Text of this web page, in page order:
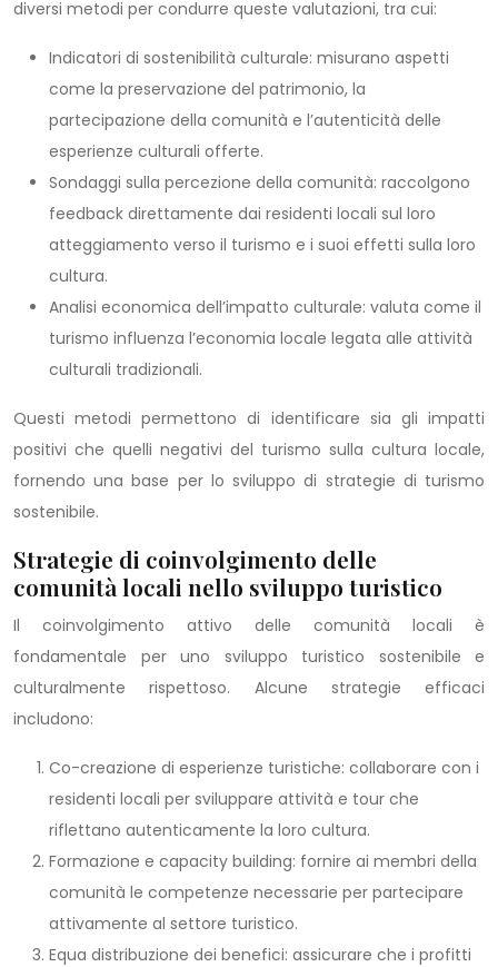
diversi metodi per condurre queste valutazioni, tra cui:
Indicatori di sostenibilità culturale: misurano aspetti
come la preservazione del patrimonio, la
partecipazione della comunità e l’autenticità delle
esperienze culturali offerte.
Sondaggi sulla percezione della comunità: raccolgono
feedback direttamente dai residenti locali sul loro
atteggiamento verso il turismo e i suoi effetti sulla loro
cultura.
Analisi economica dell’impatto culturale: valuta come il
turismo influenza l’economia locale legata alle attività
culturali tradizionali.
Questi metodi permettono di identificare sia gli impatti
positivi che quelli negativi del turismo sulla cultura locale,
fornendo una base per lo sviluppo di strategie di turismo
sostenibile.
Strategie di coinvolgimento delle
comunità locali nello sviluppo turistico
Il coinvolgimento attivo delle comunità locali è
fondamentale per uno sviluppo turistico sostenibile e
culturalmente rispettoso. Alcune strategie efficaci
includono:
Co-creazione di esperienze turistiche: collaborare con i
residenti locali per sviluppare attività e tour che
riflettano autenticamente la loro cultura.
Formazione e capacity building: fornire ai membri della
comunità le competenze necessarie per partecipare
attivamente al settore turistico.
Equa distribuzione dei benefici: assicurare che i profitti